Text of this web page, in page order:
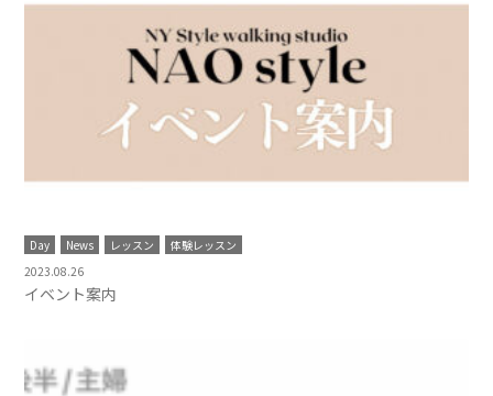
Day News レッスン
体験レッスン
2023.08.26
イベント案内